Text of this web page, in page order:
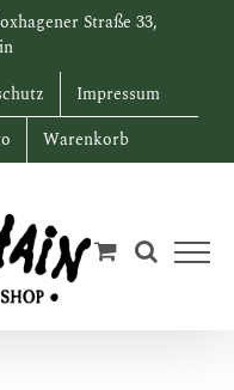
Straße 33,
Impressum
Warenkorb